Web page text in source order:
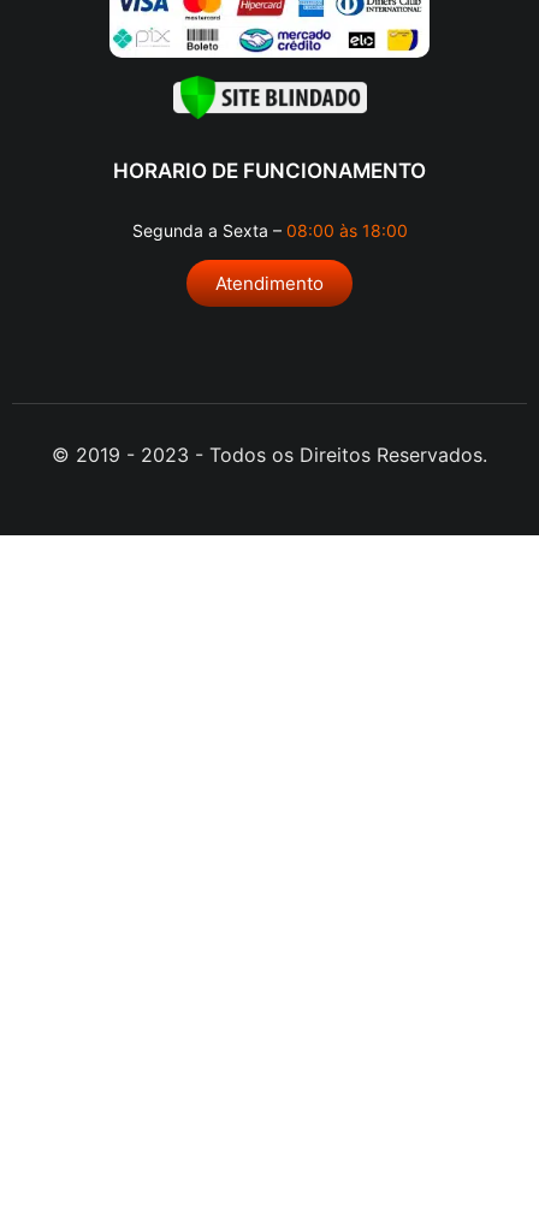
HORARIO DE FUNCIONAMENTO
Segunda a Sexta – 08:00 às 18:00
Atendimento
© 2019 - 2023 - Todos os Direitos Reservados.